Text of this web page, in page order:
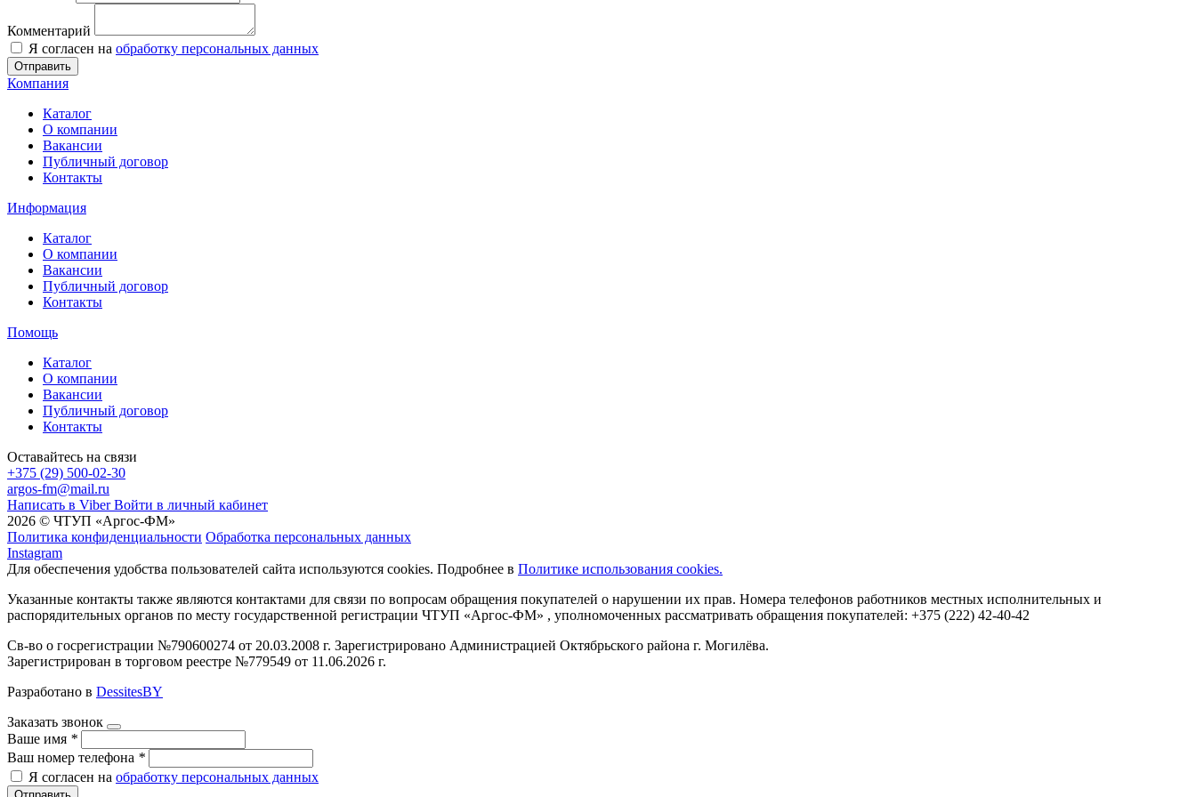
Комментарий
Я согласен на обработку персональных данных
Отправить
Компания
Каталог
О компании
Вакансии
Публичный договор
Контакты
Информация
Каталог
О компании
Вакансии
Публичный договор
Контакты
Помощь
Каталог
О компании
Вакансии
Публичный договор
Контакты
Оставайтесь на связи
+375 (29) 500-02-30
argos-fm@mail.ru
Написать в Viber Войти в личный кабинет
2026 © ЧТУП «Аргос-ФМ»
Политика конфиденциальности Обработка персональных данных
Instagram
Для обеспечения удобства пользователей сайта используются cookies. Подробнее в Политике использования cookies.
Указанные контакты также являются контактами для связи по вопросам обращения покупателей о нарушении их прав. Номера телефонов работников местных исполнительных и
распорядительных органов по месту государственной регистрации ЧТУП «Аргос-ФМ» , уполномоченных рассматривать обращения покупателей: +375 (222) 42-40-42
Св-во о госрегистрации №790600274 от 20.03.2008 г. Зарегистрировано Администрацией Октябрьского района г. Могилёва.
Зарегистрирован в торговом реестре №779549 от 11.06.2026 г.
Разработано в DessitesBY
Заказать звонок
Ваше имя *
Ваш номер телефона *
Я согласен на обработку персональных данных